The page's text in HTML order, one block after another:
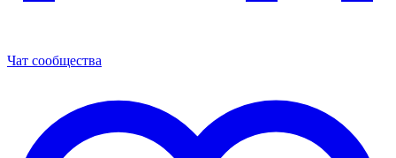
Чат сообщества